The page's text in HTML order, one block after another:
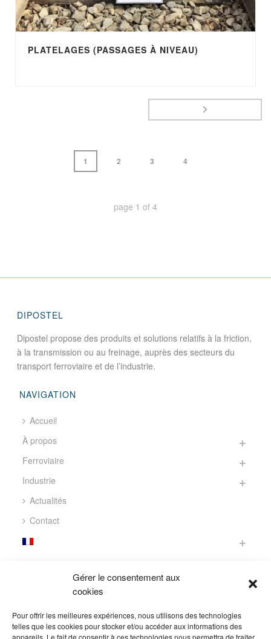
Gérer le consentement aux
cookies
Pour offrir les meilleures expériences, nous utilisons des technologies
telles que les cookies pour stocker et/ou accéder aux informations des
appareils. Le fait de consentir à ces technologies nous permettra de traiter
PLATELAGES (PASSAGES À NIVEAU)
1 2 3 4
page 1 of 4
DIPOSTEL
Dipostel propose des produits et solutions relatifs à la friction,
à la transmission ou au freinage, auprès des secteurs du
transport ferroviaire et de l’industrie.
NAVIGATION
Accueil
À propos
Ferroviaire
Industrie
Actualités
Contact
305 Avenue de la Marjolaine
FRANCE